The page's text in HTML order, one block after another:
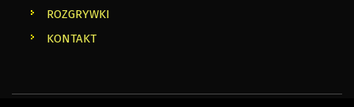
ROZGRYWKI
KONTAKT